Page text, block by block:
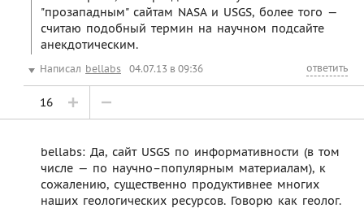
"прозападным" сайтам NASA и USGS, более того —
считаю подобный термин на научном подсайте
анекдотическим.
Написал bellabs 04.07.13 в 09:36 ответить
16
bellabs: Да, сайт USGS по информативности (в том
числе — по научно–популярным материалам), к
сожалению, существенно продуктивнее многих
наших геологических ресурсов. Говорю как геолог.